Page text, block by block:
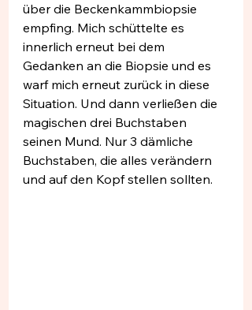
über die Beckenkammbiopsie
empfing. Mich schüttelte es
innerlich erneut bei dem
Gedanken an die Biopsie und es
warf mich erneut zurück in diese
Situation. Und dann verließen die
magischen drei Buchstaben
seinen Mund. Nur 3 dämliche
Buchstaben, die alles verändern
und auf den Kopf stellen sollten.